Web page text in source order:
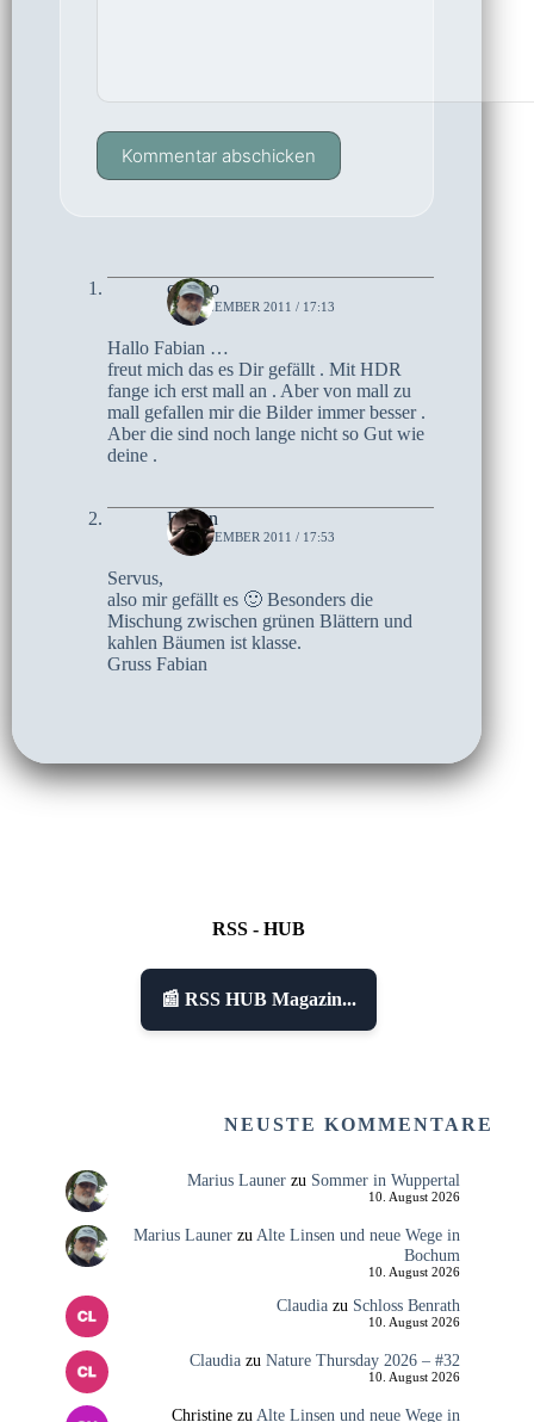
Kommentar abschicken
czoczo
11. DEZEMBER 2011 / 17:13
Hallo Fabian …
freut mich das es Dir gefällt . Mit HDR
fange ich erst mall an . Aber von mall zu
mall gefallen mir die Bilder immer besser .
Aber die sind noch lange nicht so Gut wie
deine .
Fabian
10. DEZEMBER 2011 / 17:53
Servus,
also mir gefällt es 🙂 Besonders die
Mischung zwischen grünen Blättern und
kahlen Bäumen ist klasse.
Gruss Fabian
RSS - HUB
📰 RSS HUB Magazin...
NEUSTE KOMMENTARE
Marius Launerzu Sommer in Wuppertal
10. August 2026
Marius Launerzu Alte Linsen und neue Wege in
Bochum
10. August 2026
Claudiazu Schloss Benrath
10. August 2026
Claudiazu Nature Thursday 2026 – #32
10. August 2026
Christinezu Alte Linsen und neue Wege in